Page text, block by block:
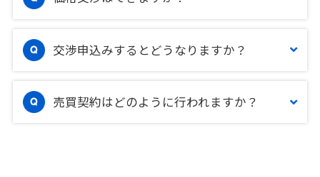
交渉申込みするとどうなりますか？
売買契約はどのように行われますか？